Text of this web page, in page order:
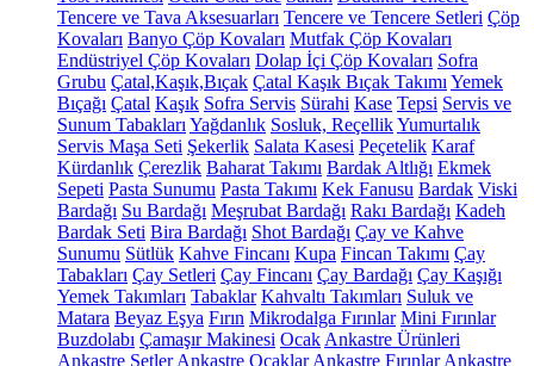
Tencere ve Tava Aksesuarları Tencere ve Tencere Setleri Çöp
Kovaları Banyo Çöp Kovaları Mutfak Çöp Kovaları
Endüstriyel Çöp Kovaları Dolap İçi Çöp Kovaları Sofra
Grubu Çatal,Kaşık,Bıçak Çatal Kaşık Bıçak Takımı Yemek
Bıçağı Çatal Kaşık Sofra Servis Sürahi Kase Tepsi Servis ve
Sunum Tabakları Yağdanlık Sosluk, ReçellikYumurtalık
Servis Maşa Seti Şekerlik Salata Kasesi Peçetelik Karaf
Kürdanlık Çerezlik Baharat Takımı Bardak Altlığı Ekmek
Sepeti Pasta Sunumu Pasta Takımı Kek Fanusu Bardak Viski
Bardağı Su Bardağı Meşrubat Bardağı Rakı Bardağı Kadeh
Bardak Seti Bira Bardağı Shot Bardağı Çay ve Kahve
Sunumu Sütlük Kahve Fincanı Kupa Fincan Takımı Çay
Tabakları Çay Setleri Çay Fincanı Çay Bardağı Çay Kaşığı
Yemek Takımları Tabaklar Kahvaltı Takımları Suluk ve
Matara Beyaz Eşya Fırın Mikrodalga Fırınlar Mini Fırınlar
Buzdolabı Çamaşır Makinesi Ocak Ankastre Ürünleri
Ankastre Setler Ankastre Ocaklar Ankastre Fırınlar Ankastre